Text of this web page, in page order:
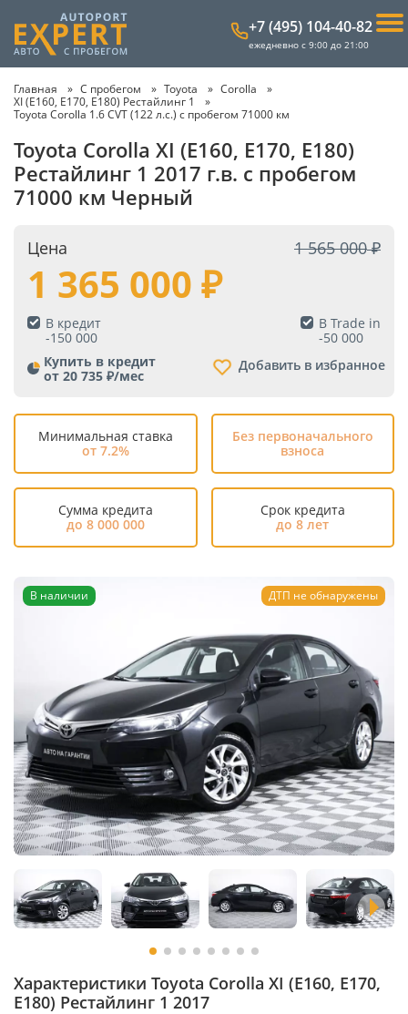
+7 (495) 104-40-82
ежедневно с 9:00 до 21:00
Главная С пробегом Toyota
Corolla
XI (E160, E170, E180) Рестайлинг 1
Toyota Corolla 1.6 CVT (122 л.с.) с пробегом 71000 км
Toyota Corolla XI (E160, E170, E180)
Рестайлинг 1 2017 г.в. с пробегом
71000 км Черный
Цена 1 565 000
1 365 000
В кредит
-150 000
В Trade in
-50 000
Купить в кредит
от 20 735 ₽/мес
Добавить в избранное
Минимальная ставка
от 7.2%
Без первоначального
взноса
Сумма кредита
до 8 000 000
Срок кредита
до 8 лет
Характеристики Toyota Corolla XI (E160, E170,
E180) Рестайлинг 1 2017
В наличии ДТП не обнаружены